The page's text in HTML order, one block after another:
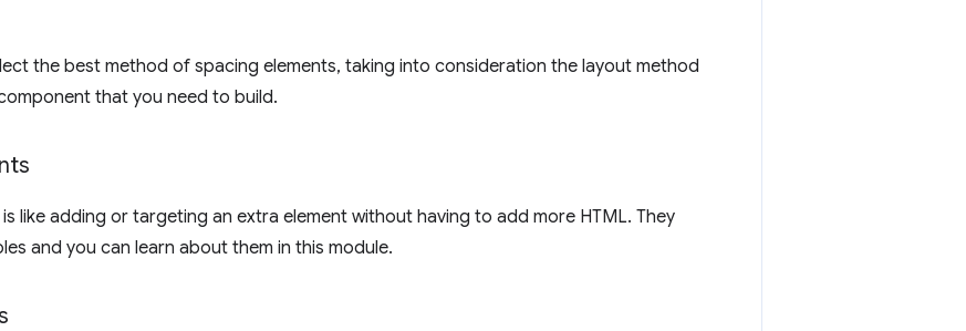
the best method of spacing elements, taking into consideration the layout method
that you need to build.
like adding or targeting an extra element without having to add more HTML. They
and you can learn about them in this module.